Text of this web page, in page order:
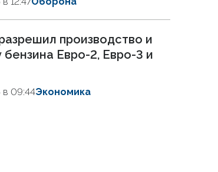
производство и
Евро-2, Евро-3 и
09:44Экономика